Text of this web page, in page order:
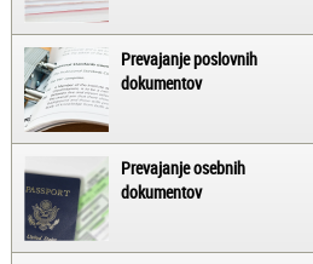
Prevajanje poslovnih
dokumentov
Prevajanje osebnih
dokumentov